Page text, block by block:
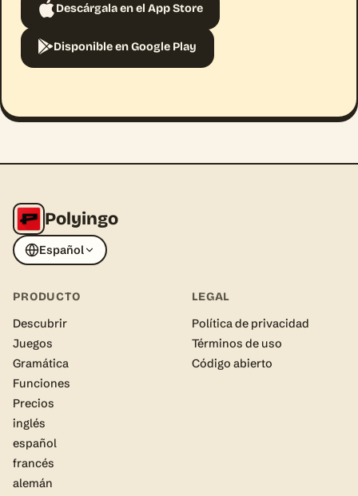
Descárgala en el App Store
Disponible en Google Play
Polyingo
Español
PRODUCTO
Descubrir
Juegos
Gramática
Funciones
Precios
inglés
español
francés
alemán
LEGAL
Política de privacidad
Términos de uso
Código abierto